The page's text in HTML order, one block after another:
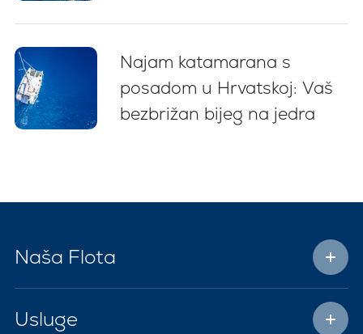
Najam katamarana s
posadom u Hrvatskoj: Vaš
bezbrižan bijeg na jedra
Naša Flota
Usluge